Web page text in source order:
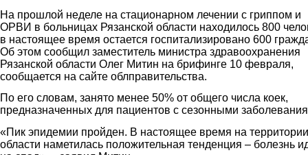
На прошлой неделе на стационарном лечении с гриппом и
ОРВИ в больницах Рязанской области находилось 800
в настоящее время остается госпитализировано 600
Об этом сообщил заместитель министра здравоохранения
Рязанской области Олег Митин на брифинге 10 февраля,
сообщается на сайте облправительства.
По его словам, занято менее 50% от общего числа коек,
предназначенных для пациентов с сезонными
«Пик эпидемии пройден. В настоящее время на территории
области наметилась положительная тенденция – болезнь